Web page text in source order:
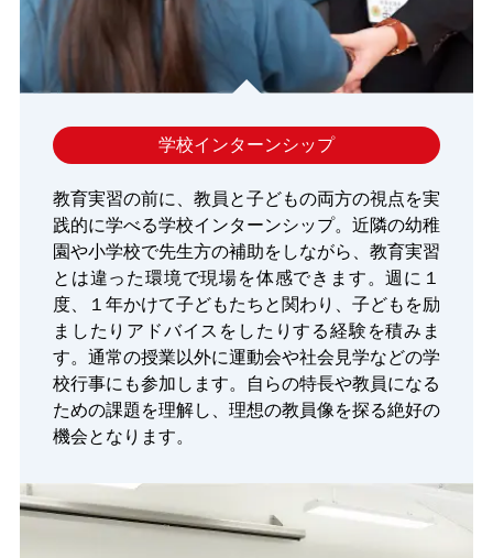
学校インターンシップ
教育実習の前に、教員と子どもの両方の視点を実
践的に学べる学校インターンシップ。近隣の幼稚
園や小学校で先生方の補助をしながら、教育実習
とは違った環境で現場を体感できます。週に１
度、１年かけて子どもたちと関わり、子どもを励
ましたりアドバイスをしたりする経験を積みま
す。通常の授業以外に運動会や社会見学などの学
校行事にも参加します。自らの特長や教員になる
ための課題を理解し、理想の教員像を探る絶好の
機会となります。